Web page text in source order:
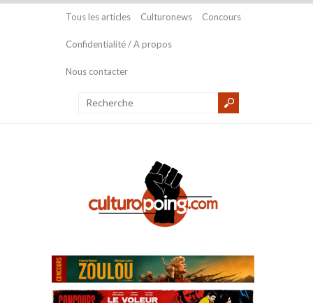
Tous les articles Culturonews Concours
Confidentialité / A propos
Nous contacter